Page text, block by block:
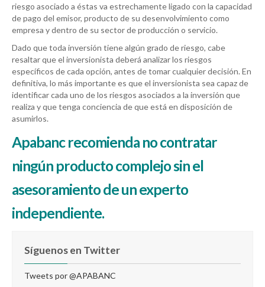
riesgo asociado a éstas va estrechamente ligado con la capacidad
de pago del emisor, producto de su desenvolvimiento como
empresa y dentro de su sector de producción o servicio.
Dado que toda inversión tiene algún grado de riesgo, cabe
resaltar que el inversionista deberá analizar los riesgos
específicos de cada opción, antes de tomar cualquier decisión. En
definitiva, lo más importante es que el inversionista sea capaz de
identificar cada uno de los riesgos asociados a la inversión que
realiza y que tenga conciencia de que está en disposición de
asumirlos.
Apabanc recomienda no contratar
ningún producto complejo sin el
asesoramientode un experto
independiente.
Síguenos en Twitter
Tweets por @APABANC